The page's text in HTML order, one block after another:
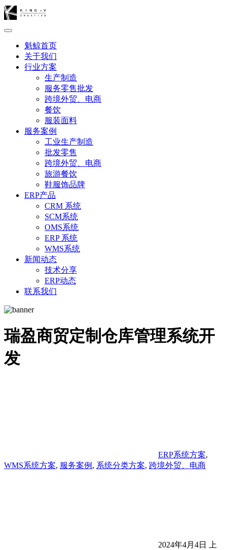
魁鲸首页
关于我们
行业方案
生产制造
服务零售批发
跨境外贸、电商
餐饮
服装面料
服务案例
工业生产制造
批发零售
跨境外贸、电商
旅游餐饮
鞋服饰品牌
ERP产品
CRM 系统
SCM系统
OMS系统
ERP 系统
WMS系统
新闻动态
技术分享
ERP动态
联系我们
瑞盈商贸定制仓库管理系统开
发
ERP系统方案,
WMS系统方案, 服务案例 , 系统分类方案, 跨境外贸、电商
2024年4月4日 上